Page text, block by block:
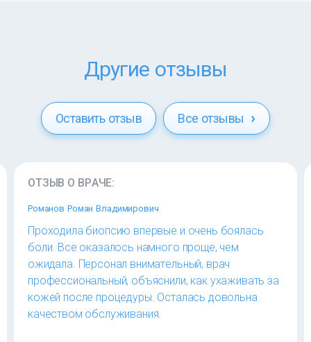
Другие отзывы
Оставить отзыв Все отзывы
ОТЗЫВ О ВРАЧЕ:
Романов Роман Владимирович
Проходила биопсию впервые и очень боялась
боли. Все оказалось намного проще, чем
ожидала. Персонал внимательный, врач
профессиональный, объяснили, как ухаживать за
кожей после процедуры. Осталась довольна
качеством обслуживания.